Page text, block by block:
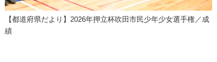
【都道府県だより】2026年押立杯吹田市民少年少女選手権／成
績